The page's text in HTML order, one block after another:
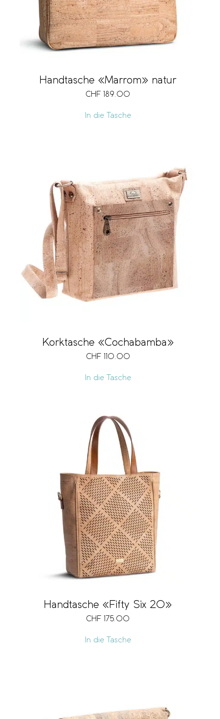
Handtasche «Marrom» natur
CHF 189.00
In die Tasche
Korktasche «Cochabamba»
CHF 110.00
In die Tasche
Handtasche «Fifty Six 20»
CHF 175.00
In die Tasche